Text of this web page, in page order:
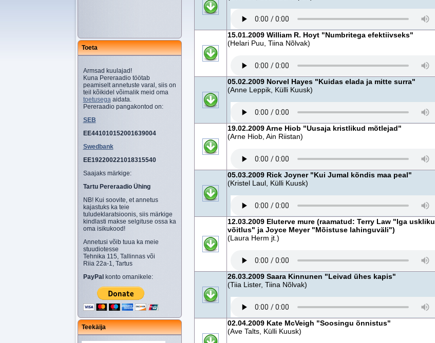
Toeta
Armsad kuulajad!
Kuna Pereraadio töötab
peamiselt annetuste varal, siis on
teil kõikidel võimalik meid oma
toetusegaaidata.
Pereraadio pangakontod on:
SEB
EE441010152001639004
Swedbank
EE192200221018315540
Saajaks märkige:
Tartu Pereraadio Ühing
NB! Kui soovite, et annetus
kajastuks ka teie
tuludeklaratsioonis, siis märkige
kindlasti makse selgituse ossa ka
oma isikukood!
Annetusi võib tuua ka meie
stuudiotesse
Tehnika 115, Tallinnas või
Riia 22a-1, Tartus
PayPal konto omanikele:
Teekäija
15.01.2009 William R. Hoyt "Numbritega efektiivseks"
(Helari Puu, Tiina Nõlvak)
05.02.2009 Norvel Hayes "Kuidas elada ja mitte surra"
(Anne Leppik, Külli Kuusk)
19.02.2009 Arne Hiob "Uusaja kristlikud mõtlejad"
(Arne Hiob, Ain Riistan)
05.03.2009 Rick Joyner "Kui Jumal kõndis maa peal"
(Kristel Laul, Külli Kuusk)
12.03.2009 Eluterve mure (raamatud: Terry Law "Iga uskliku
võitlus" ja Joyce Meyer "Mõistuse lahinguväli")
(Laura Herm jt.)
26.03.2009 Saara Kinnunen "Leivad ühes kapis"
(Tiia Lister, Tiina Nõlvak)
02.04.2009 Kate McVeigh "Soosingu õnnistus"
(Ave Talts, Külli Kuusk)